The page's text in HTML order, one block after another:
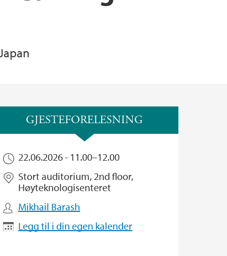
Unit (CBU)
GJESTEFORELESNING
22.06.2026 - 11.00–12.00
Stort auditorium, 2nd floor,
Høyteknologisenteret
Mikhail Barash
Legg til i din egen kalender